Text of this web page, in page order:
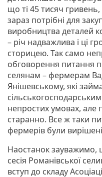
що ті 45 тисяч гривень,
зараз потрібні для
виробництва деталей
– річ надважлива і ці
сторицею. Так само
обговорення питання
селянам – фермерам
Янішевському, які
непростих умовах, але
старанно. Все ж таки
фермерів були
Наостанок
сесія Романівської
вступ до складу